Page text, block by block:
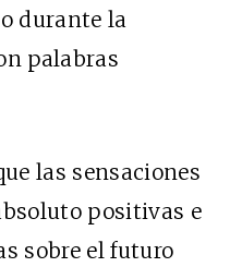
durante la
palabras
las sensaciones
positivas e
sobre el futuro